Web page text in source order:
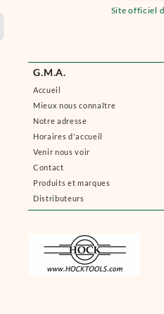
Site officiel
G.M.A.
Accueil
Mieux nous connaître
Notre adresse
Horaires d'accueil
Venir nous voir
Contact
Produits et marques
Distributeurs